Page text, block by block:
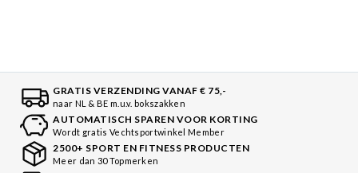
GRATIS VERZENDING VANAF € 75,-
naar NL & BE m.u.v. bokszakken
AUTOMATISCH SPAREN VOOR KORTING
Wordt gratis Vechtsportwinkel Member
2500+ SPORT EN FITNESS PRODUCTEN
Meer dan 30 Topmerken